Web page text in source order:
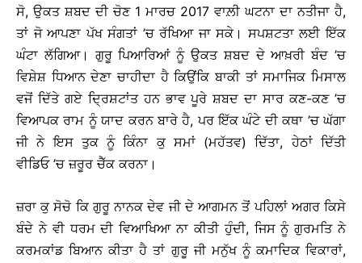
ਸੋ, ਉਕਤ ਸ਼ਬਦ ਦੀ ਚੋਣ 1 ਮਾਰਚ 2017 ਵਾਲ਼ੀ ਘਟਨਾ ਦਾ ਨਤੀਜਾ ਹੈ,
ਤਾਂ ਜੋ ਆਪਣਾ ਪੱਖ ਸੰਗਤਾਂ ’ਚ ਰੱਖਿਆ ਜਾ ਸਕੇ। ਸਪਸ਼ਟਤਾ ਲਈ ਇੱਕ
ਘੰਟਾ ਲੱਗਿਆ। ਗੁਰੂ ਪਿਆਰਿਆਂ ਨੂੰ ਉਕਤ ਸ਼ਬਦ ਦੇ ਆਖ਼ਰੀ ਬੰਦ ’ਚ
ਵਿਸ਼ੇਸ਼ ਧਿਆਨ ਦੇਣਾ ਚਾਹੀਦਾ ਹੈ ਕਿਉਂਕਿ ਬਾਕੀ ਤਾਂ ਸਮਾਜਿਕ ਮਿਸਾਲ
ਵਜੋਂ ਦਿੱਤੇ ਗਏ ਦ੍ਰਿਸ਼ਟਾਂਤ ਹਨ ਭਾਵ ਪੂਰੇ ਸ਼ਬਦ ਦਾ ਸਾਰ ਕਣ-ਕਣ ’ਚ
ਵਿਆਪਕ ਰਾਮ ਨੂੰ ਯਾਦ ਕਰਨ ਬਾਰੇ ਹੈ, ਪਰ ਇੱਕ ਘੰਟੇ ਦੀ ਕਥਾ ’ਚ ਘੱਗਾ
ਜੀ ਨੇ ਇਸ ਤੁਕ ਨੂੰ ਕਿੰਨਾ ਕੁ ਸਮਾਂ (ਮਹੱਤਵ) ਦਿੱਤਾ, ਹੇਠਾਂ ਦਿੱਤੀ
ਵੀਡਿਓ ’ਚ ਜ਼ਰੂਰ ਚੈੱਕ ਕਰਨਾ।
ਜ਼ਰਾ ਕੁ ਸੋਚੋ ਕਿ ਗੁਰੂ ਨਾਨਕ ਦੇਵ ਜੀ ਦੇ ਆਗਮਨ ਤੋਂ ਪਹਿਲਾਂ ਅਗਰ ਕਿਸੇ
ਬੰਦੇ ਨੇ ਵੀ ਧਰਮ ਦੀ ਵਿਆਖਿਆ ਨਾ ਕੀਤੀ ਹੁੰਦੀ, ਜਿਸ ਨੂੰ ਗੁਰਮਤਿ ਨੇ
ਕਰਮਕਾਂਡ ਬਿਆਨ ਕੀਤਾ ਹੈ ਤਾਂ ਗੁਰੂ ਜੀ ਮਨੁੱਖ ਨੂੰ ਕਮਾਦਿਕ ਵਿਕਾਰਾਂ,